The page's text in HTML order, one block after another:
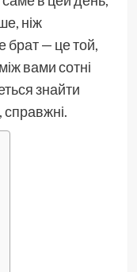
ніж
брат — це той,
вами сотні
знайти
справжні.